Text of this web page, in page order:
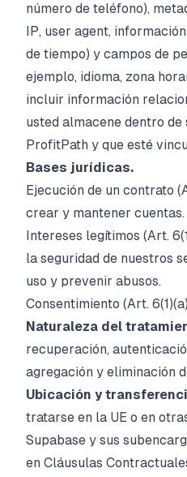
número de teléfono),
IP, user agent,
de tiempo) y campos de
ejemplo, idioma, zona
incluir información
usted almacene dentro
ProfitPath y que esté
Bases jurídicas.
Ejecución de un contrato
crear y mantener cuentas.
Intereses legítimos (Art.
la seguridad de nuestros
uso y prevenir abusos.
Consentimiento (Art.
Naturaleza del
recuperación,
agregación y eliminación
Ubicación y
tratarse en la UE o en
Supabase y sus
en Cláusulas